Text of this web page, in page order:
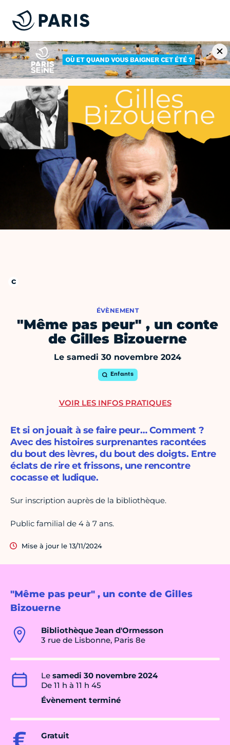
ÉVÈNEMENT
"Même pas peur" , un conte
de Gilles Bizouerne
Le samedi 30 novembre 2024
Enfants
"Même pas peur" , un conte de Gilles
Bizouerne
Bibliothèque Jean d'Ormesson
3 rue de Lisbonne, Paris 8e
Le samedi 30 novembre 2024
De 11 h à 11 h 45
Évènement terminé
Gratuit
Et si on jouait à se faire peur… Comment ?
Avec des histoires surprenantes racontées
du bout des lèvres, du bout des doigts. Entre
éclats de rire et frissons, une rencontre
cocasse et ludique.
Sur inscription auprès de la bibliothèque.
Public familial de 4 à 7 ans.
Mise à jour le 13/11/2024
VOIR LES INFOS PRATIQUES